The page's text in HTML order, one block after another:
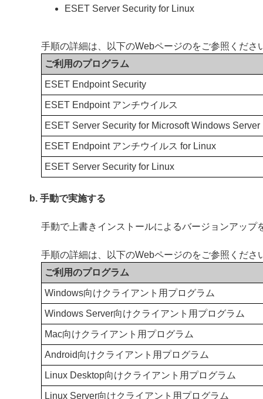
ESET Server Security for Linux
手順の詳細は、以下のWebページのをご参照くださ
ご利用のプログラム
ESET Endpoint Security
ESET Endpoint アンチウイルス
ESET Server Security for Microsoft Windows Server
ESET Endpoint アンチウイルス for Linux
ESET Server Security for Linux
b. 手動で実施する
手動で上書きインストールによるバージョンアップ
手順の詳細は、以下のWebページのをご参照くださ
ご利用のプログラム
Windows向けクライアント用プログラム
Windows Server向けクライアント用プログラム
Mac向けクライアント用プログラム
Android向けクライアント用プログラム
Linux Desktop向けクライアント用プログラム
Linux Server向けクライアント用プログラム